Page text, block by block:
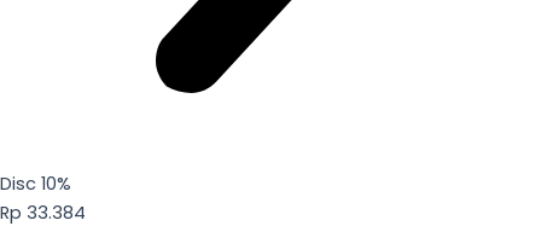
Disc 10%
Rp 33.384